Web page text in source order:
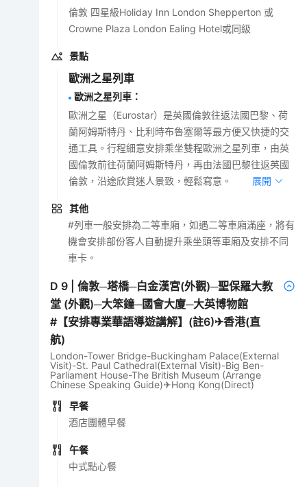
倫敦 四星級Holiday Inn London Shepperton 或
Crowne Plaza London Ealing Hotel或同級
景點
歐洲之星列車
歐洲之星列車 ：
歐洲之星（Eurostar）是英國倫敦往返法國巴黎、荷
蘭阿姆斯特丹、比利時布魯塞爾等最方便又快捷的交
通工具。行程細意安排乘坐雙程歐洲之星列車，由英
國倫敦前往荷蘭阿姆斯特丹，再由法國巴黎往返英國
倫敦，沿途欣賞迷人景致，輕鬆寫意。
展開
其他
#列車一般安排為二等車廂，如遇二等車廂滿座，將有
機會安排部份客人自動提升乘坐頭等車廂及安排不同
車卡。
D 9 |倫敦─塔橋─白金漢宮(外觀)─聖保羅大教
堂 (外觀)─大笨鐘─國會大廈─大英博物館
#【安排專業華語導遊講解】(註6)✈香港(直
航)
London-Tower Bridge-Buckingham Palace(External
Visit)-St. Paul Cathedral(External Visit)-Big Ben-
Parliament House-The British Museum (Arrange
Chinese Speaking Guide)✈Hong Kong(Direct)
早餐
酒店團體早餐
午餐
中式點心餐